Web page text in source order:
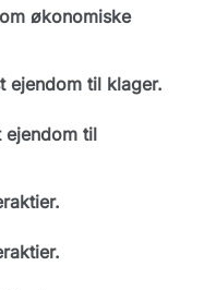
økonomiske
ejendom til klager.
ejendom til